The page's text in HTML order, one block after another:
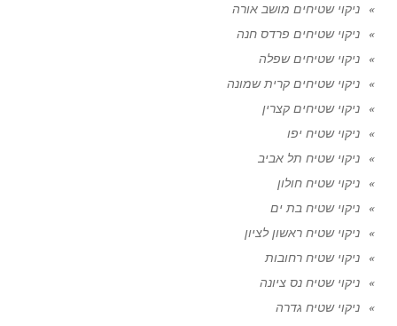
ניקוי שטיחים מושב אורה
ניקוי שטיחים פרדס חנה
ניקוי שטיחים שפלה
ניקוי שטיחים קרית שמונה
ניקוי שטיחים קצרין
ניקוי שטיח יפו
ניקוי שטיח תל אביב
ניקוי שטיח חולון
ניקוי שטיח בת ים
ניקוי שטיח ראשון לציון
ניקוי שטיח רחובות
ניקוי שטיח נס ציונה
ניקוי שטיח גדרה